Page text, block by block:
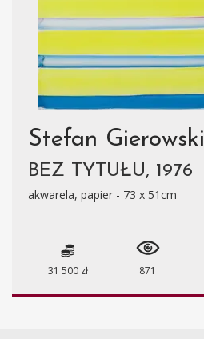
Stefan Gierowski
BEZ TYTUŁU, 1976
akwarela, papier - 73 x 51cm
31 500 zł 871